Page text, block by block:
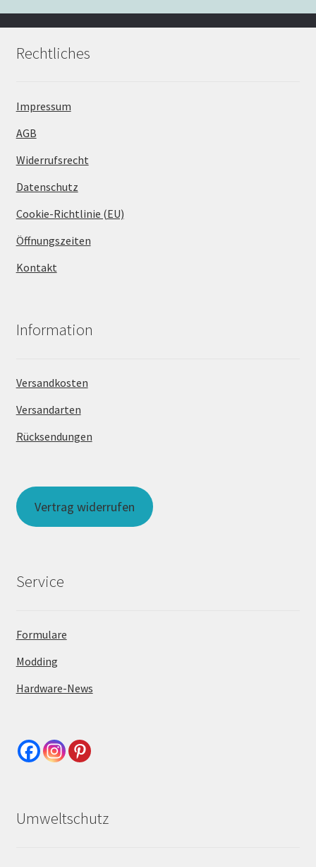
Rechtliches
Impressum
AGB
Widerrufsrecht
Datenschutz
Cookie-Richtlinie (EU)
Öffnungszeiten
Kontakt
Information
Versandkosten
Versandarten
Rücksendungen
Vertrag widerrufen
Service
Formulare
Modding
Hardware-News
Umweltschutz